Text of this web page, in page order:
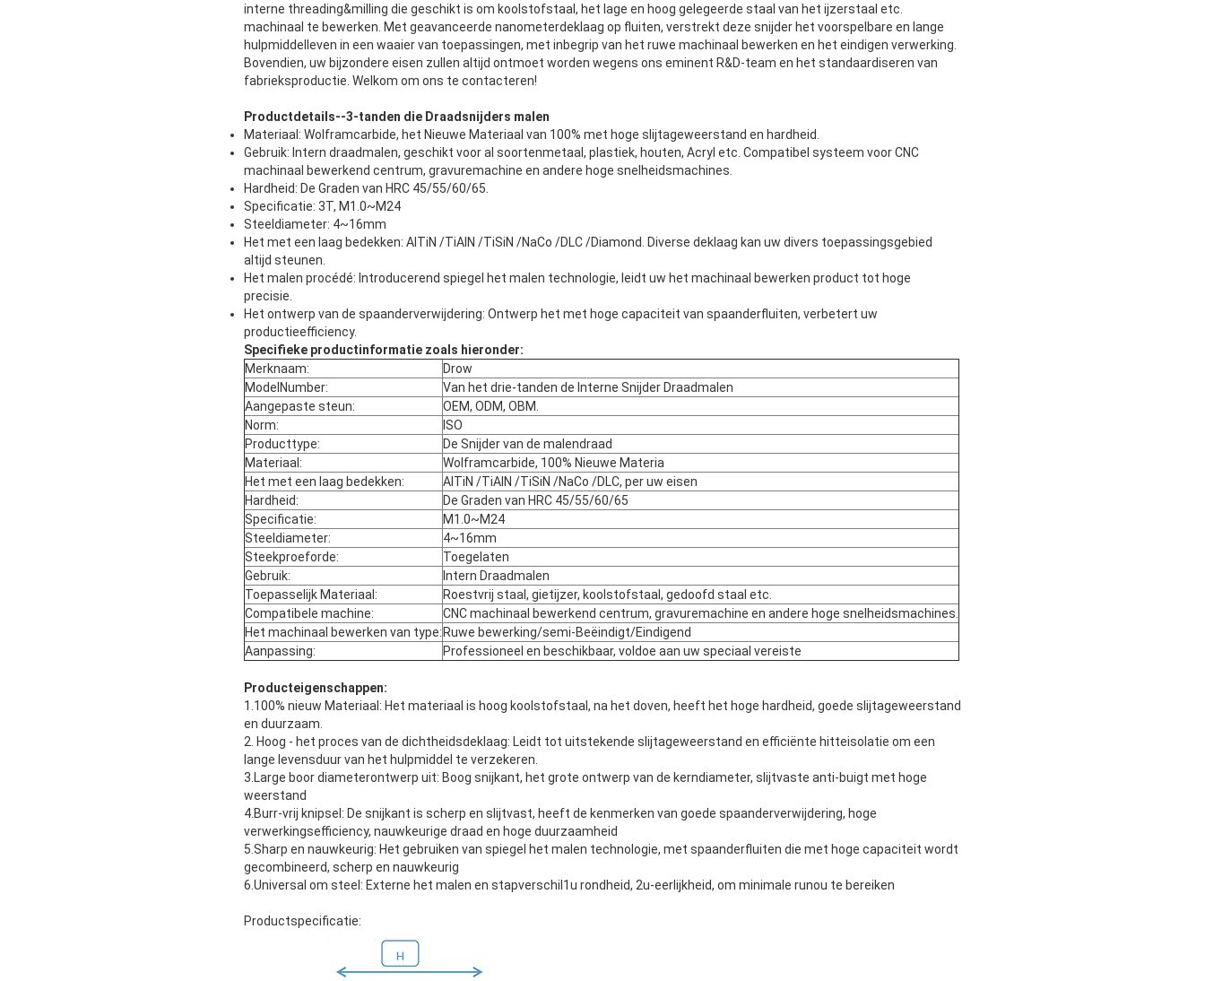
interne threading&milling die geschikt is om koolstofstaal, het lage en hoog gelegeerde staal van het ijzerstaal etc.
machinaal te bewerken. Met geavanceerde nanometerdeklaag op fluiten, verstrekt deze snijder het voorspelbare en lange
hulpmiddelleven in een waaier van toepassingen, met inbegrip van het ruwe machinaal bewerken en het eindigen verwerking.
Bovendien, uw bijzondere eisen zullen altijd ontmoet worden wegens ons eminent R&D-team en het standaardiseren van
fabrieksproductie. Welkom om ons te contacteren!
Productdetails--3-tanden die Draadsnijders malen
Materiaal: Wolframcarbide, het Nieuwe Materiaal van 100% met hoge slijtageweerstand en hardheid.
Gebruik: Intern draadmalen, geschikt voor al soortenmetaal, plastiek, houten, Acryl etc. Compatibel systeem voor CNC
machinaal bewerkend centrum, gravuremachine en andere hoge snelheidsmachines.
Hardheid: De Graden van HRC 45/55/60/65.
Specificatie: 3T, M1.0~M24
Steeldiameter: 4~16mm
Het met een laag bedekken: AlTiN /TiAlN /TiSiN /NaCo /DLC /Diamond. Diverse deklaag kan uw divers toepassingsgebied
altijd steunen.
Het malen procédé: Introducerend spiegel het malen technologie, leidt uw het machinaal bewerken product tot hoge
precisie.
Het ontwerp van de spaanderverwijdering: Ontwerp het met hoge capaciteit van spaanderfluiten, verbetert uw
productieefficiency.
Specifieke productinformatie zoals hieronder:
Merknaam:
Drow
ModelNumber:
Van het drie-tanden de Interne Snijder Draadmalen
Aangepaste steun:
OEM, ODM, OBM.
Norm:
ISO
Producttype:
De Snijder van de malendraad
Materiaal:
Wolframcarbide, 100% Nieuwe Materia
Het met een laag bedekken:
AlTiN /TiAlN /TiSiN /NaCo /DLC, per uw eisen
Hardheid:
De Graden van HRC 45/55/60/65
Specificatie:
M1.0~M24
Steeldiameter:
4~16mm
Steekproeforde:
Toegelaten
Gebruik:
Intern Draadmalen
Toepasselijk Materiaal:
Roestvrij staal, gietijzer, koolstofstaal, gedoofd staal etc.
Compatibele machine:
CNC machinaal bewerkend centrum, gravuremachine en andere hoge snelheidsmachines.
Het machinaal bewerken van type: Ruwe bewerking/semi-Beëindigt/Eindigend
Aanpassing:
Professioneel en beschikbaar, voldoe aan uw speciaal vereiste
Producteigenschappen:
1.100% nieuw Materiaal: Het materiaal is hoog koolstofstaal, na het doven, heeft het hoge hardheid, goede slijtageweerstand
en duurzaam.
2. Hoog - het proces van de dichtheidsdeklaag: Leidt tot uitstekende slijtageweerstand en efficiënte hitteisolatie om een
lange levensduur van het hulpmiddel te verzekeren.
3.Large boor diameterontwerp uit: Boog snijkant, het grote ontwerp van de kerndiameter, slijtvaste anti-buigt met hoge
weerstand
4.Burr-vrij knipsel: De snijkant is scherp en slijtvast, heeft de kenmerken van goede spaanderverwijdering, hoge
verwerkingsefficiency, nauwkeurige draad en hoge duurzaamheid
5.Sharp en nauwkeurig: Het gebruiken van spiegel het malen technologie, met spaanderfluiten die met hoge capaciteit wordt
gecombineerd, scherp en nauwkeurig
6.Universal om steel: Externe het malen en stapverschil1u rondheid, 2u-eerlijkheid, om minimale runou te bereiken
Productspecificatie: